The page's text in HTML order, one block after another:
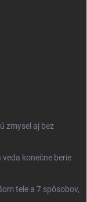
zmysel aj bez
konečne berie
tele a 7 spôsobov,